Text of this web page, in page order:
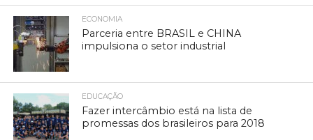
ECONOMIA
Parceria entre BRASIL e CHINA
impulsiona o setor industrial
EDUCAÇÃO
Fazer intercâmbio está na lista de
promessas dos brasileiros para 2018